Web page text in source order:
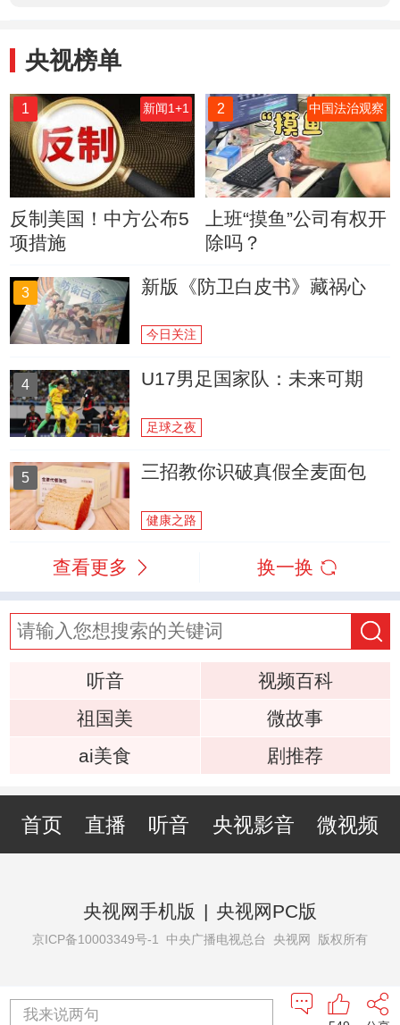
央视榜单
1 新闻1+1
反制美国！中方公布5
项措施
2 中国法治观察
上班“摸鱼”公司有权开
除吗？
3 新版《防卫白皮书》藏祸心
今日关注
4 U17男足国家队：未来可期
足球之夜
5 三招教你识破真假全麦面包
健康之路
查看更多 换一换
听音
视频百科
祖国美
微故事
ai美食
剧推荐
首页 直播 听音 央视影音 微视频
央视网手机版 | 央视网PC版
京ICP备10003349号-1 中央广播电视总台 央视网 版权所有
我来说两句